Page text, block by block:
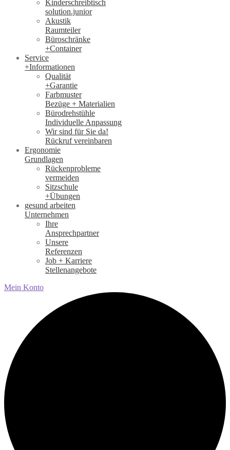
Kinderschreibtisch
solution.junior
Akustik
Raumteiler
Büroschränke
+Container
Service
+Informationen
Qualität
+Garantie
Farbmuster
Bezüge + Materialien
Bürodrehstühle
Individuelle Anpassung
Wir sind für Sie da!
Rückruf vereinbaren
Ergonomie
Grundlagen
Rückenprobleme
vermeiden
Sitzschule
+Übungen
gesund arbeiten
Unternehmen
Ihre
Ansprechpartner
Unsere
Referenzen
Job + Karriere
Stellenangebote
Mein Konto